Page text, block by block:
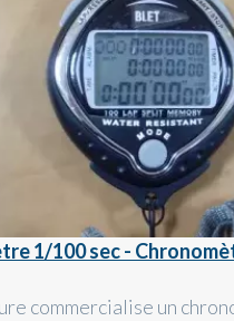
1/100 sec -
commercialise un